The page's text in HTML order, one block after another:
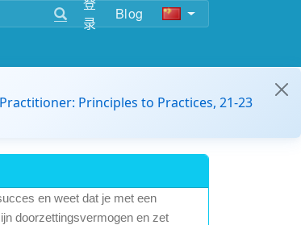
录
Blog
Principles to Practices, 21-23
en weet dat je met een
doorzettingsvermogen en zet